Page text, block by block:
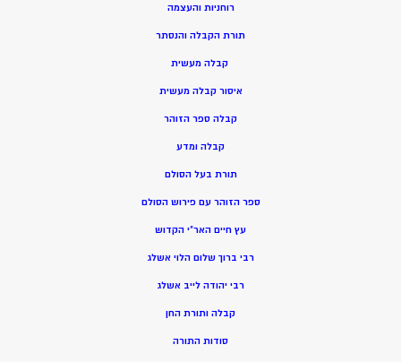
רוחניות והעצמה
תורת הקבלה והנסתר
קבלה מעשית
איסור קבלה מעשית
קבלה ספר הזוהר
קבלה ומדע
תורת בעל הסולם
ספר הזוהר עם פירוש הסולם
עץ חיים האר”י הקדוש
רבי ברוך שלום הלוי אשלג
רבי יהודה לייב אשלג
קבלה ותורת החן
סודות התורה